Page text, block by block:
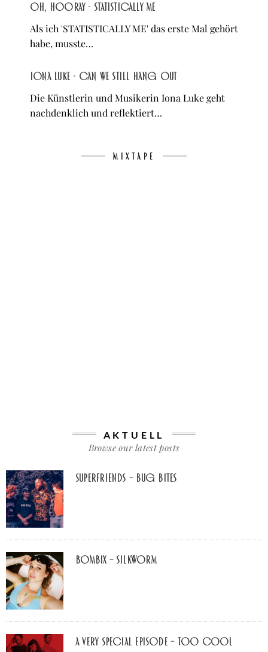
oh, hooray - STATISTICALLY ME
Als ich 'STATISTICALLY ME' das erste Mal gehört
habe, musste…
Iona Luke - Can We Still Hang Out
Die Künstlerin und Musikerin Iona Luke geht
nachdenklich und reflektiert…
MIXTAPE
AKTUELL
Browse our latest posts
Superfriends – Bug Bites
Bombix – Silkworm
A Very Special Episode – Too Cool